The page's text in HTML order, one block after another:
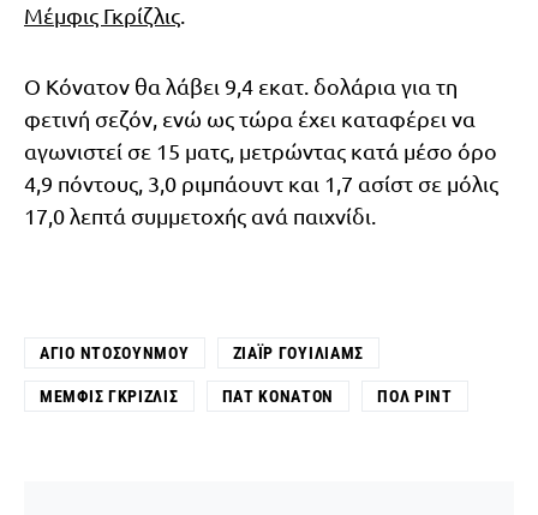
Μέμφις Γκρίζλις
Ο Κόνατον θα λάβει 9,4 εκατ. δολάρια για τη
φετινή σεζόν, ενώ ως τώρα έχει καταφέρει να
αγωνιστεί σε 15 ματς, μετρώντας κατά μέσο όρο
4,9 πόντους, 3,0 ριμπάουντ και 1,7 ασίστ σε μόλις
17,0 λεπτά συμμετοχής ανά παιχνίδι.
ΆΓΙΟ ΝΤΟΣΟΎΝΜΟΥ ΖΙΆΙΡ ΓΟΥΊΛΙΑΜΣ
ΜΈΜΦΙΣ ΓΚΡΊΖΛΙΣ ΠΑΤ ΚΌΝΑΤΟΝ ΠΟΛ ΡΙΝΤ